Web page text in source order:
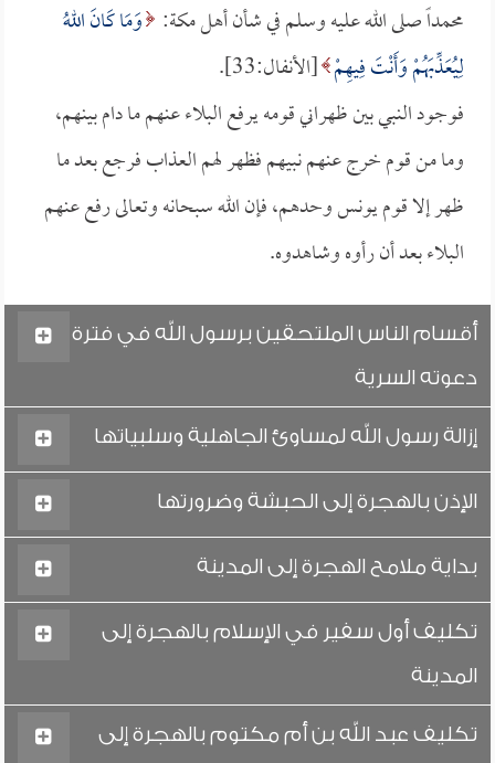
محمداً صلى الله عليه وسلم في شأن أهل مكة: وَمَا كَانَ اللهُ
لِيُعَذِّبَهُمْ وَأَنْتَ فِيهِمْ [الأنفال:33].
فوجود النبي بين ظهراني قومه يرفع البلاء عنهم ما دام بينهم،
وما من قوم خرج عنهم نبيهم فظهر لهم العذاب فرجع بعد ما
ظهر إلا قوم يونس وحدهم، فإن الله سبحانه وتعالى رفع عنهم
البلاء بعد أن رأوه وشاهدوه.
أقسام الناس الملتحقين برسول الله في فترة
دعوته السرية
إزالة رسول الله لمساوئ الجاهلية وسلبياتها
الإذن بالهجرة إلى الحبشة وضرورتها
بداية ملامح الهجرة إلى المدينة
تكليف أول سفير في الإسلام بالهجرة إلى
المدينة
تكليف عبد الله بن أم مكتوم بالهجرة إلى